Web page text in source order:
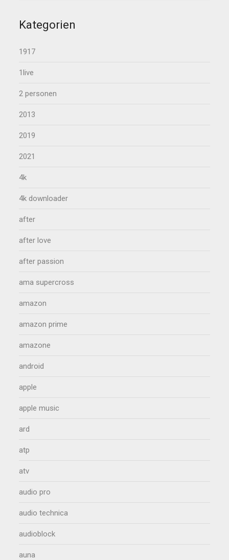
Kategorien
1917
1live
2 personen
2013
2019
2021
4k
4k downloader
after
after love
after passion
ama supercross
amazon
amazon prime
amazone
android
apple
apple music
ard
atp
atv
audio pro
audio technica
audioblock
auna